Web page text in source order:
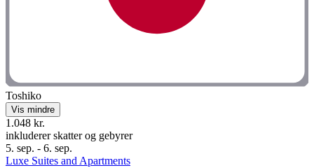
Toshiko
Vis mindre
1.048 kr.
inkluderer skatter og gebyrer
5. sep. - 6. sep.
Luxe Suites and Apartments